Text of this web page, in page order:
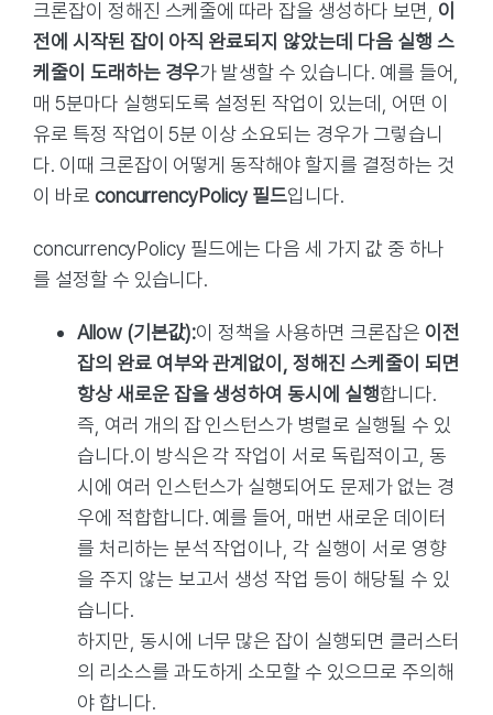
크론잡이 정해진 스케줄에 따라 잡을 생성하다 보면, 이
전에 시작된 잡이 아직 완료되지 않았는데 다음 실행 스
케줄이 도래하는 경우가 발생할 수 있습니다. 예를 들어,
매 5분마다 실행되도록 설정된 작업이 있는데, 어떤 이
유로 특정 작업이 5분 이상 소요되는 경우가 그렇습니
다. 이때 크론잡이 어떻게 동작해야 할지를 결정하는 것
이 바로 concurrencyPolicy 필드입니다.
concurrencyPolicy 필드에는 다음 세 가지 값 중 하나
를 설정할 수 있습니다.
Allow (기본값):이 정책을 사용하면 크론잡은 이전
잡의 완료 여부와 관계없이, 정해진 스케줄이 되면
항상 새로운 잡을 생성하여 동시에 실행합니다.
즉, 여러 개의 잡 인스턴스가 병렬로 실행될 수 있
습니다.이 방식은 각 작업이 서로 독립적이고, 동
시에 여러 인스턴스가 실행되어도 문제가 없는 경
우에 적합합니다. 예를 들어, 매번 새로운 데이터
를 처리하는 분석 작업이나, 각 실행이 서로 영향
을 주지 않는 보고서 생성 작업 등이 해당될 수 있
습니다.
하지만, 동시에 너무 많은 잡이 실행되면 클러스터
의 리소스를 과도하게 소모할 수 있으므로 주의해
야 합니다.